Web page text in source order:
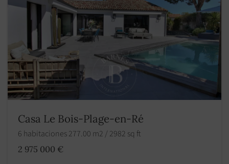
Casa Le Bois-Plage-en-Ré
6 habitaciones 277.00 m2 / 2982 sq ft
2 975 000 €